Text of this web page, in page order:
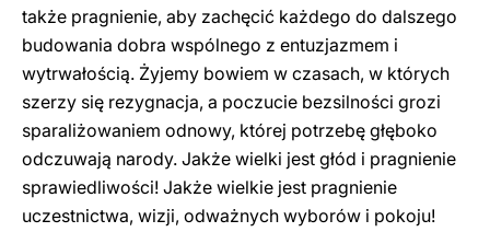
także pragnienie, aby zachęcić każdego do dalszego
budowania dobra wspólnego z entuzjazmem i
wytrwałością. Żyjemy bowiem w czasach, w których
szerzy się rezygnacja, a poczucie bezsilności grozi
sparaliżowaniem odnowy, której potrzebę głęboko
odczuwają narody. Jakże wielki jest głód i pragnienie
sprawiedliwości! Jakże wielkie jest pragnienie
uczestnictwa, wizji, odważnych wyborów i pokoju!